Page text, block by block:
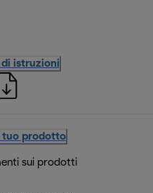
di istruzioni
tuo prodotto
sui prodotti